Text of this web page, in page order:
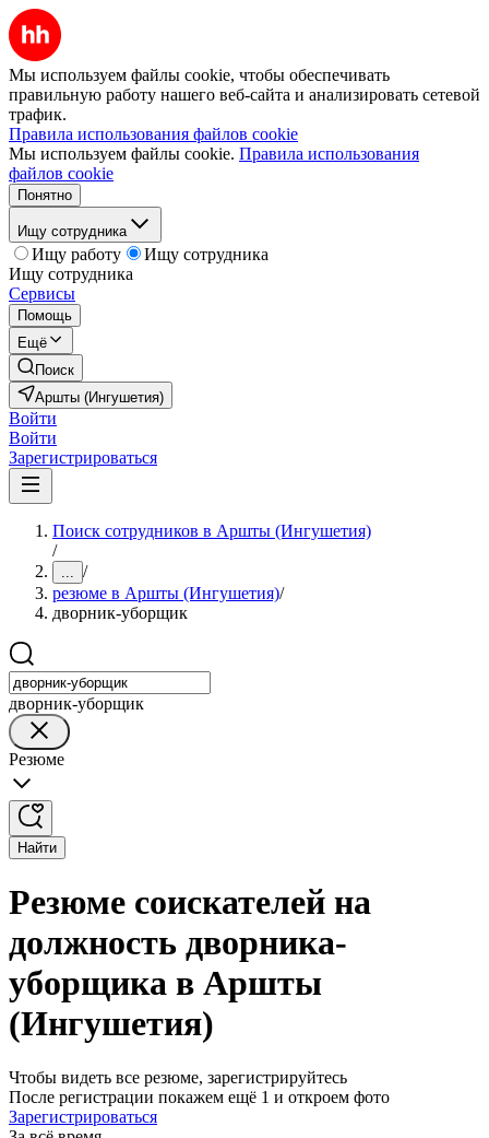
Мы используем файлы cookie, чтобы обеспечивать
правильную работу нашего веб-сайта и анализировать сетевой
трафик.
Правила использования файлов cookie
Мы используем файлы cookie. Правила использования
файлов cookie
Понятно
Ищу сотрудника
Ищу работу
Ищу сотрудника
Ищу сотрудника
Сервисы
Помощь
Ещё
Поиск
Аршты (Ингушетия)
Войти
Войти
Зарегистрироваться
Поиск сотрудников в Аршты (Ингушетия)
/
... /
резюме в Аршты (Ингушетия)/
дворник-уборщик
дворник-уборщик
Резюме
Найти
Резюме соискателей на
должность дворника-
уборщика в Аршты
(Ингушетия)
Чтобы видеть все резюме, зарегистрируйтесь
После регистрации покажем ещё 1 и откроем фото
Зарегистрироваться